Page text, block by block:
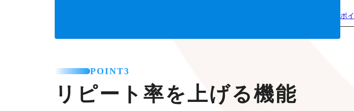
ポ
POINT3
リピート率を上げる機能